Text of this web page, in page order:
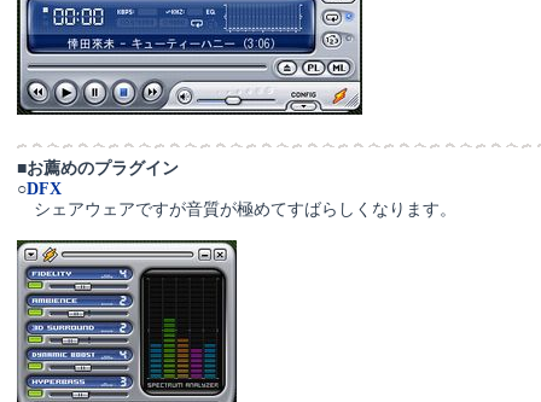
■お薦めのプラグイン
○DFX
シェアウェアですが音質が極めてすばらしくなります。